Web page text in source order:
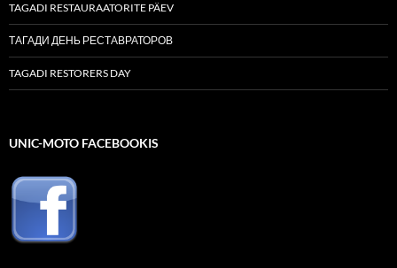
TAGADI RESTAURAATORITE PÄEV
ТАГАДИ ДЕНЬ РЕСТАВРАТОРОВ
TAGADI RESTORERS DAY
UNIC-MOTO FACEBOOKIS